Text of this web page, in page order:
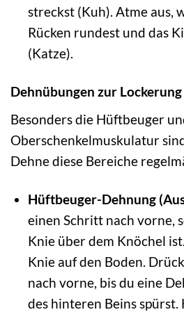
streckst (Kuh). Atme aus,
Rücken rundest und das
(Katze).
Dehnübungen zur
Besonders die Hüftbeuger
Oberschenkelmuskulatur
Dehne diese Bereiche
Hüftbeuger-Dehnung
einen Schritt nach vorne,
Knie über dem Knöchel
Knie auf den Boden.
nach vorne, bis du eine
des hinteren Beins spürst.